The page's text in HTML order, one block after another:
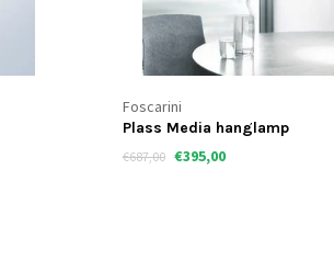
Foscarini
Plass Media hanglamp
€687,00 €395,00